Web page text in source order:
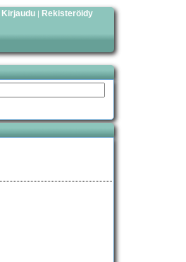
Kirjaudu | Rekisteröidy